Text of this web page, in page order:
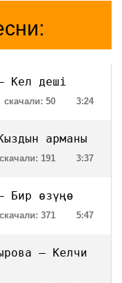
Кел дешi
3:24
скачали: 50
арманы
3:37
скачали: 191
Бир өзүңө
5:47
скачали: 371
— Келчи